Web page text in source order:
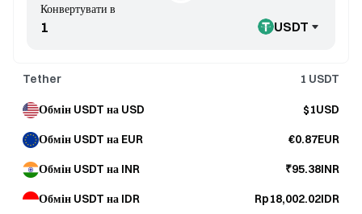
Конвертувати в
USDT
Tether 1 USDT
Обмін USDT на USD $1USD
Обмін USDT на EUR €0.87EUR
Обмін USDT на INR ₹95.38INR
Обмін USDT на IDR Rp18,002.02IDR